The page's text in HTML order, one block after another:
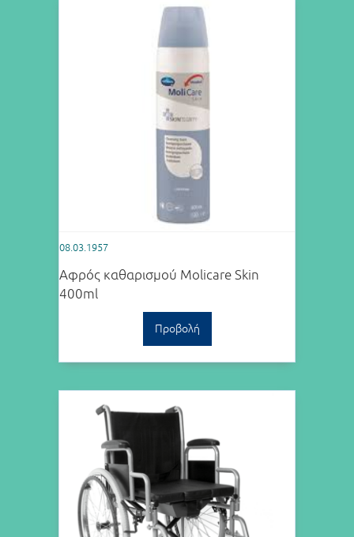
08.03.1957
Αφρός καθαρισμού Molicare Skin
400ml
Προβολή